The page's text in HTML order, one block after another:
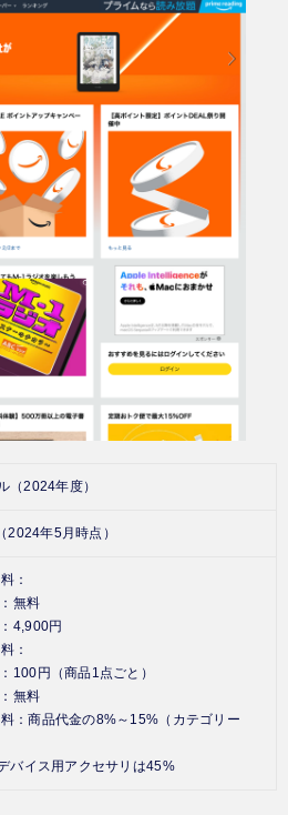
（2024年度）
2024年5月時点）
：
無料
4,900円
：
100円（商品1点ごと）
無料
：商品代金の8%～15%（カテゴリー
バイス用アクセサリは45%